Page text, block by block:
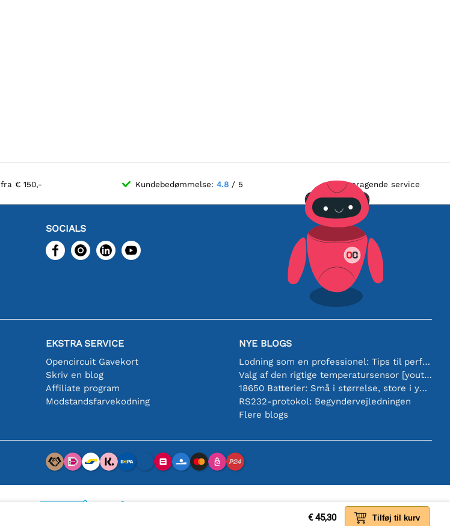
€ 45,30 Tilføj til kurv
fra € 150,- Kundebedømmelse: 4.8/ 5 Fremragende service
SOCIALS
EKSTRA SERVICE
Opencircuit Gavekort
Skriv en blog
Affiliate program
Modstandsfarvekodning
NYE BLOGS
Lodning som en professionel: Tips til perfekte elektroniske forbindelser
Valg af den rigtige temperatursensor [youtube]
18650 Batterier: Små i størrelse, store i ydeevne
RS232-protokol: Begyndervejledningen
Flere blogs